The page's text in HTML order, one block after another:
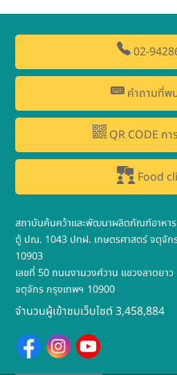
02-
คำถามที่พ
QR CODE กา
Food
สถาบันค้นคว้าและพัฒนาผลิตภัณฑ์อาหาร
ตู้ ปณ. 1043 ปทฝ. เกษตรศาสตร์ จตุจัก
10903
เลขที่ 50 ถนนงามวงศ์วาน แขวงลาดยาว
จตุจักร กรุงเทพฯ 10900
จำนวนผู้เข้าชมเว็บไซต์ 3,458,884